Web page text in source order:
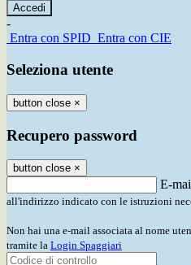
-
Entra con SPID Entra con CIE
Seleziona utente
button close ×
Recupero password
button close ×
E-
all'indirizzo indicato con le istruzioni
Non hai una e-mail associata al nome
tramite la Login Spaggiari